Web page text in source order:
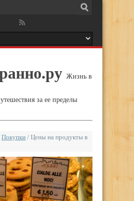
Жизнь в
за ее пределы
Покупки / Цены на продукты в